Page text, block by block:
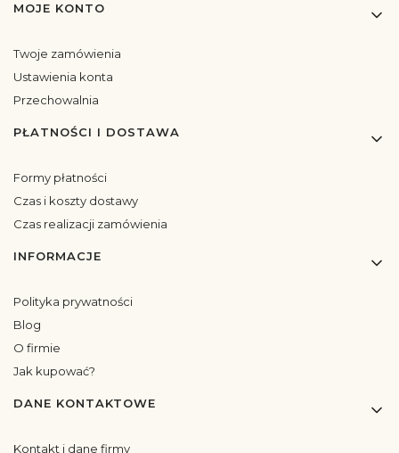
MOJE KONTO
Twoje zamówienia
Ustawienia konta
Przechowalnia
PŁATNOŚCI I DOSTAWA
Formy płatności
Czas i koszty dostawy
Czas realizacji zamówienia
INFORMACJE
Polityka prywatności
Blog
O firmie
Jak kupować?
DANE KONTAKTOWE
Kontakt i dane firmy